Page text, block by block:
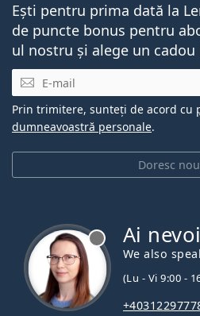
Ești pentru prima dată la
de puncte bonus pentru
ul nostru și alege un
E-mail
Doresc
Prin trimitere, sunteți de acord cu
dumneavoastră personale.
Ai
We also
(Lu - Vi 9:00 -